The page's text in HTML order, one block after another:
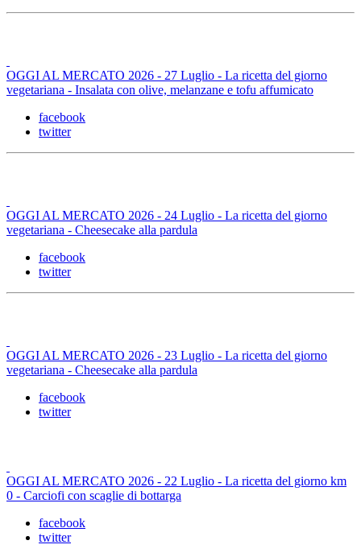
OGGI AL MERCATO 2026 - 27 Luglio - La ricetta del giorno
vegetariana - Insalata con olive, melanzane e tofu affumicato
facebook
twitter
OGGI AL MERCATO 2026 - 24 Luglio - La ricetta del giorno
vegetariana - Cheesecake alla pardula
facebook
twitter
OGGI AL MERCATO 2026 - 23 Luglio - La ricetta del giorno
vegetariana - Cheesecake alla pardula
facebook
twitter
OGGI AL MERCATO 2026 - 22 Luglio - La ricetta del giorno km
0 - Carciofi con scaglie di bottarga
facebook
twitter